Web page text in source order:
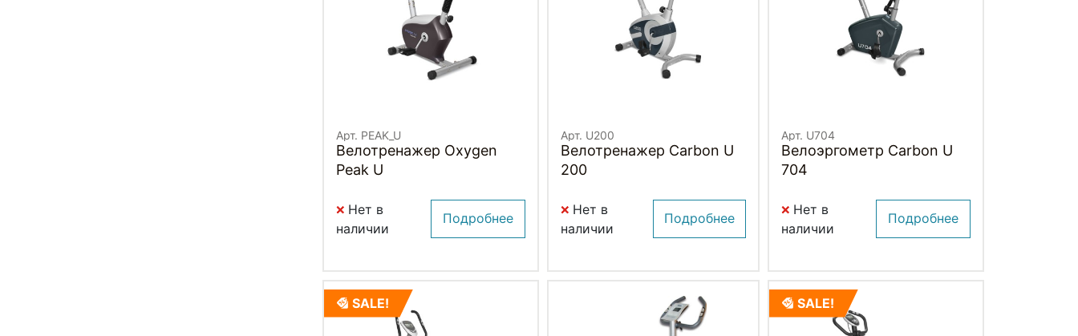
Арт. PEAK_U
Велотренажер Oxygen
Peak U
Нет в
наличии
Подробнее
Арт. U200
Велотренажер Carbon U
200
Нет в
наличии
Подробнее
Арт. U704
Велоэргометр Carbon U
704
Нет в
наличии
Подробнее
SALE! SALE!